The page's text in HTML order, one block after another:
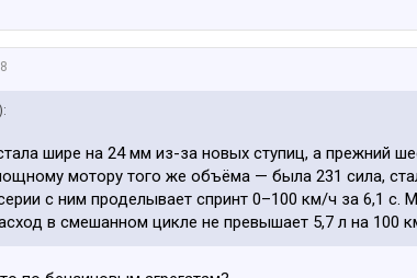
шире на 24 мм из-за новых ступиц, а прежний
мотору того же объёма — была 231 сила,
с ним проделывает спринт 0–100 км/ч за 6,1
в смешанном цикле не превышает 5,7 л на 100